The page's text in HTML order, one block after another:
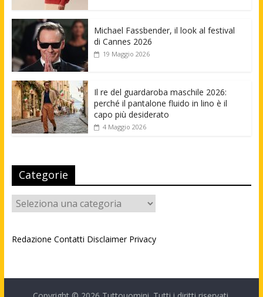
Michael Fassbender, il look al festival
di Cannes 2026
19 Maggio 2026
Il re del guardaroba maschile 2026:
perché il pantalone fluido in lino è il
capo più desiderato
4 Maggio 2026
Categorie
Categorie
Redazione Contatti Disclaimer Privacy